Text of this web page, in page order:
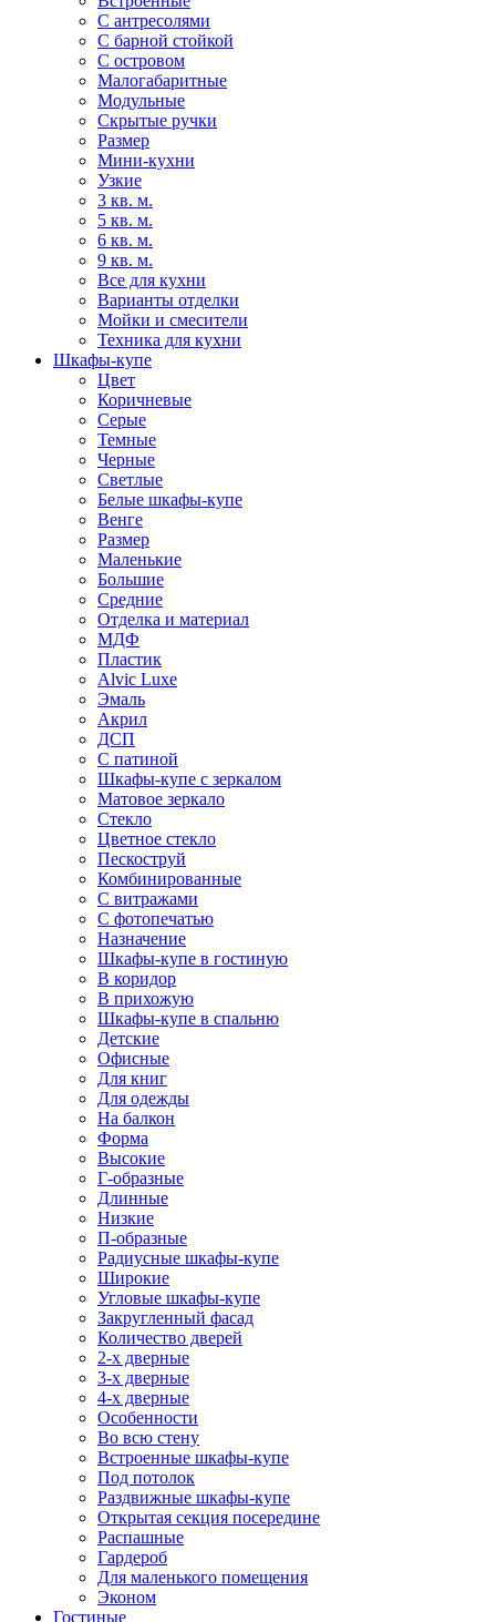
С антресолями
С барной стойкой
С островом
Малогабаритные
Модульные
Скрытые ручки
Размер
Мини-кухни
Узкие
3 кв. м.
5 кв. м.
6 кв. м.
9 кв. м.
Все для кухни
Варианты отделки
Мойки и смесители
Техника для кухни
Шкафы-купе
Цвет
Коричневые
Серые
Темные
Черные
Светлые
Белые шкафы-купе
Венге
Размер
Маленькие
Большие
Средние
Отделка и материал
МДФ
Пластик
Alvic Luxe
Эмаль
Акрил
ДСП
С патиной
Шкафы-купе с зеркалом
Матовое зеркало
Стекло
Цветное стекло
Пескоструй
Комбинированные
С витражами
С фотопечатью
Назначение
Шкафы-купе в гостиную
В коридор
В прихожую
Шкафы-купе в спальню
Детские
Офисные
Для книг
Для одежды
На балкон
Форма
Высокие
Г-образные
Длинные
Низкие
П-образные
Радиусные шкафы-купе
Широкие
Угловые шкафы-купе
Закругленный фасад
Количество дверей
2-х дверные
3-х дверные
4-х дверные
Особенности
Во всю стену
Встроенные шкафы-купе
Под потолок
Раздвижные шкафы-купе
Открытая секция посередине
Распашные
Гардероб
Для маленького помещения
Эконом
Гостиные